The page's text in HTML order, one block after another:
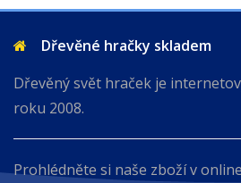
Dřevěné hračky skladem
Dřevěný svět hraček je
roku 2008.
Prohlédněte si naše zboží v